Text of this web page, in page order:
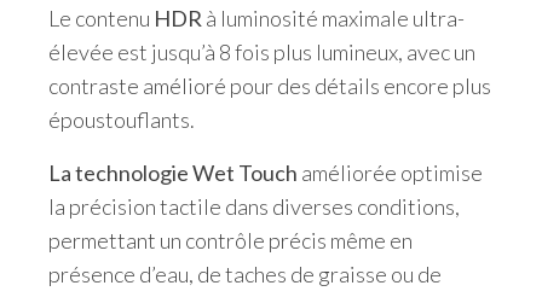
Le contenu HDR à luminosité maximale ultra-
élevée est jusqu’à 8 fois plus lumineux, avec un
contraste amélioré pour des détails encore plus
époustouflants.
La technologie Wet Touch améliorée optimise
la précision tactile dans diverses conditions,
permettant un contrôle précis même en
présence d’eau, de taches de graisse ou de